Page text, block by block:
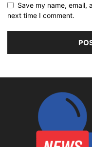
Save my name, email,
next time I comment.